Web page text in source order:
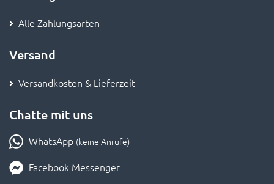
Alle Zahlungsarten
Versand
Versandkosten & Lieferzeit
Chatte mit uns
WhatsApp (keine Anrufe)
Facebook Messenger